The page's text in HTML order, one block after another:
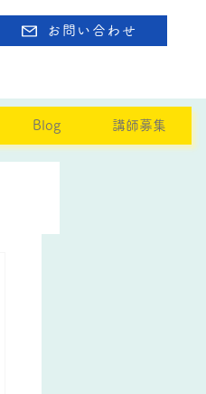
お問い合わせ
Blog 講師募集